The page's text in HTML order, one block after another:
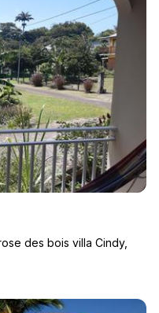
des bois villa Cindy,